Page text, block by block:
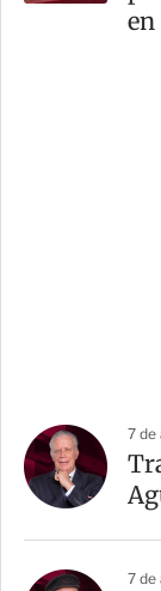
en
7 de
7 de